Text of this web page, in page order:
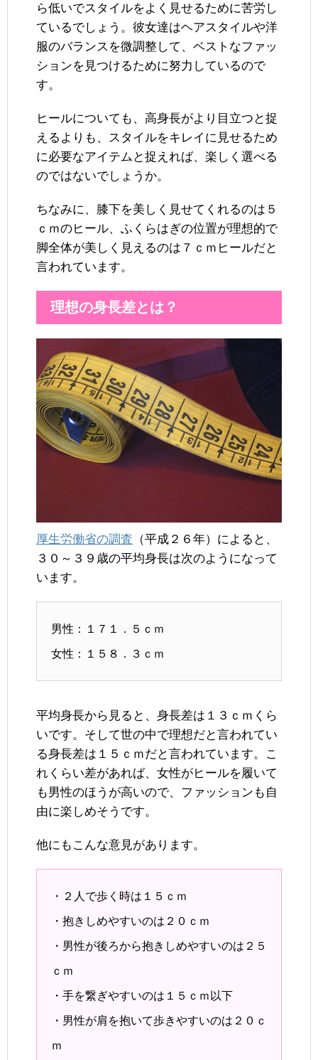
ら低いでスタイルをよく見せるために苦労し
ているでしょう。彼女達はヘアスタイルや洋
服のバランスを微調整して、ベストなファッ
ションを見つけるために努力しているので
す。
ヒールについても、高身長がより目立つと捉
えるよりも、スタイルをキレイに見せるため
に必要なアイテムと捉えれば、楽しく選べる
のではないでしょうか。
ちなみに、膝下を美しく見せてくれるのは５
ｃｍのヒール、ふくらはぎの位置が理想的で
脚全体が美しく見えるのは７ｃｍヒールだと
言われています。
理想の身長差とは？
厚生労働省の調査 （平成２６年）によると、
３０～３９歳の平均身長は次のようになって
います。
男性：１７１．５ｃｍ
女性：１５８．３ｃｍ
平均身長から見ると、身長差は１３ｃｍくら
いです。そして世の中で理想だと言われてい
る身長差は１５ｃｍだと言われています。こ
れくらい差があれば、女性がヒールを履いて
も男性のほうが高いので、ファッションも自
由に楽しめそうです。
他にもこんな意見があります。
・２人で歩く時は１５ｃｍ
・抱きしめやすいのは２０ｃｍ
・男性が後ろから抱きしめやすいのは２５
ｃｍ
・手を繋ぎやすいのは１５ｃｍ以下
・男性が肩を抱いて歩きやすいのは２０ｃ
ｍ